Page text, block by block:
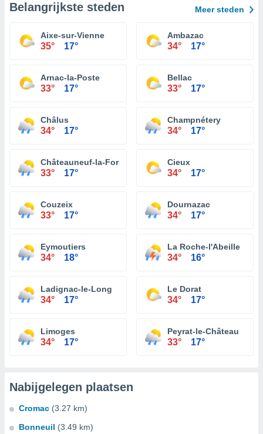
Belangrijkste steden Meer steden
Aixe-sur-Vienne
35° 17°
Ambazac
34° 17°
Arnac-la-Poste
33° 17°
Bellac
33° 17°
Châlus
34° 17°
Champnétery
34° 17°
Châteauneuf-la-Forêt
33° 17°
Cieux
34° 17°
Couzeix
33° 17°
Dournazac
34° 17°
Eymoutiers
34° 18°
La Roche-l'Abeille
34° 16°
Ladignac-le-Long
34° 17°
Le Dorat
34° 17°
Limoges
34° 17°
Peyrat-le-Château
33° 17°
Nabijgelegen plaatsen
Cromac (3.27 km)
Bonneuil (3.49 km)